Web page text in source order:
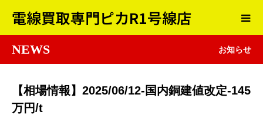
電線買取専門ピカR1号線店
NEWS お知らせ
【相場情報】2025/06/12-国内銅建値改定-145
万円/t